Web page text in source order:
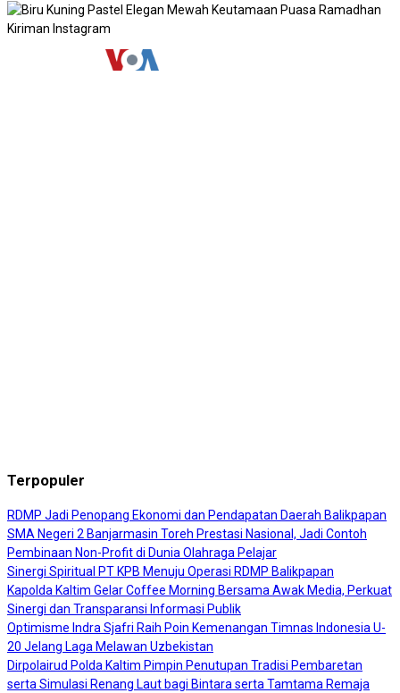
Terpopuler
RDMP Jadi Penopang Ekonomi dan Pendapatan Daerah Balikpapan
SMA Negeri 2 Banjarmasin Toreh Prestasi Nasional, Jadi Contoh
Pembinaan Non-Profit di Dunia Olahraga Pelajar
Sinergi Spiritual PT KPB Menuju Operasi RDMP Balikpapan
Kapolda Kaltim Gelar Coffee Morning Bersama Awak Media, Perkuat
Sinergi dan Transparansi Informasi Publik
Optimisme Indra Sjafri Raih Poin Kemenangan Timnas Indonesia U-
20 Jelang Laga Melawan Uzbekistan
Dirpolairud Polda Kaltim Pimpin Penutupan Tradisi Pembaretan
serta Simulasi Renang Laut bagi Bintara serta Tamtama Remaja